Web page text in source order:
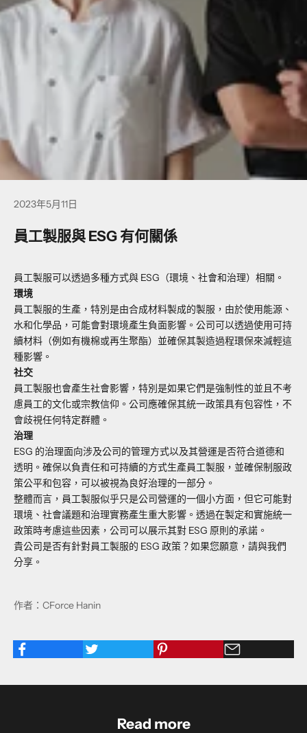
2023年5月11日
員工製服與 ESG 有何關係
員工製服可以透過多種方式與 ESG（環境、社會和治理）相關。
環境
員工製服的生產，特別是由合成材料製成的製服，由於使用能源、
水和化學品，可能會對環境產生負面影響。公司可以透過使用可持
續材料（例如有機棉或再生聚酯）並確保其製造過程環保來減輕這
種影響。
社交
員工製服也會產生社會影響，特別是如果它們是強制性的並且不考
慮員工的文化或宗教信仰。公司應確保其統一政策具有包容性，不
會歧視任何特定群體。
治理
ESG 的治理面向涉及公司的管理方式以及其營運是否符合道德和
透明。確保以負責任和可持續的方式生產員工製服，並確保制服政
策公平和包容，可以被視為良好治理的一部分。
整體而言，員工製服似乎只是公司營運的一個小方面，但它可能對
環境、社會議題和治理實務產生重大影響。透過在製定和實施統一
政策時考慮這些因素，公司可以展示其對 ESG 原則的承諾。
貴公司是否有針對員工製服的 ESG 政策？如果您願意，請與我們
分享。
作者：CForce Hanin
Read more